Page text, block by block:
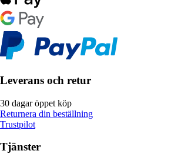
Leverans och retur
30 dagar öppet köp
Returnera din beställning
Trustpilot
Tjänster